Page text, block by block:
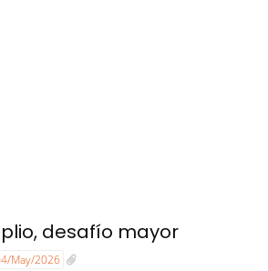
desafío mayor
May/2026